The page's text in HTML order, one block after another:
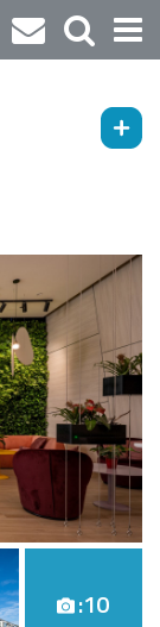
:10